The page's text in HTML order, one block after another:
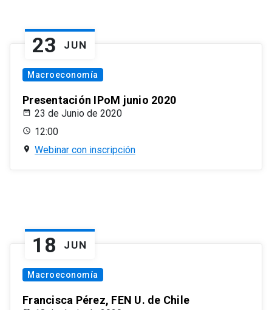
23 JUN
Macroeconomía
Presentación IPoM junio 2020
23 de Junio de 2020
12:00
Webinar con inscripción
18 JUN
Macroeconomía
Francisca Pérez, FEN U. de Chile